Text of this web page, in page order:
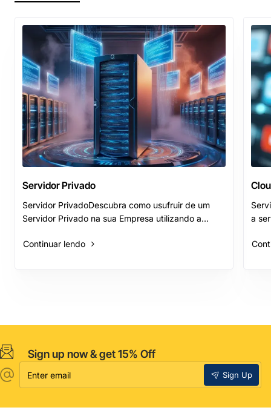
Servidor Privado
Servidor PrivadoDescubra como usufruir de um
Servidor Privado na sua Empresa utilizando a
dispor:Servid..
Continuar lendo
a
Sign up now & get 15% Off
email
Sign Up